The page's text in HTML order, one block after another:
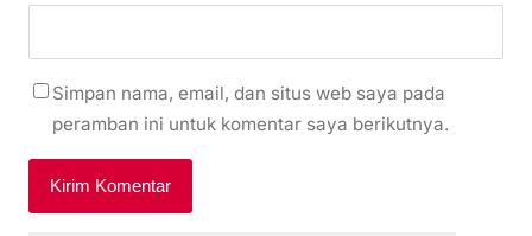
Simpan nama, email, dan situs web saya pada
peramban ini untuk komentar saya berikutnya.